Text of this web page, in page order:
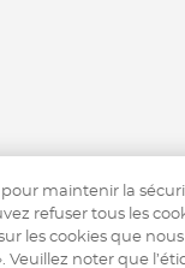
pour maintenir la
refuser tous les
les cookies que
Veuillez noter que